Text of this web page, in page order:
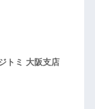
トミ 大阪支店